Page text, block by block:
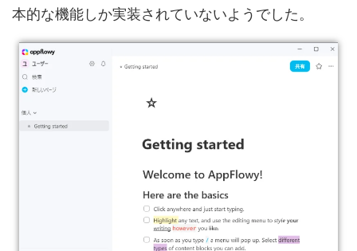
本的な機能しか実装されていないようでした。